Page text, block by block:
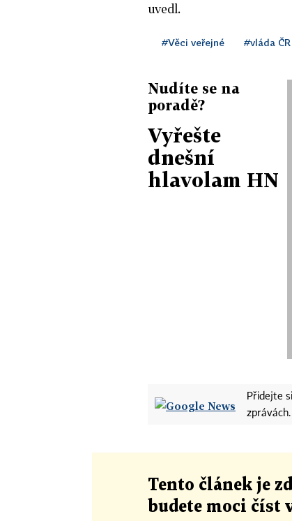
uvedl.
#Věci veřejné #vláda ČR
Nudíte se na
poradě?
Vyřešte
dnešní
hlavolam HN
Přidejte
zprávách.
Tento článek je
budete moci číst